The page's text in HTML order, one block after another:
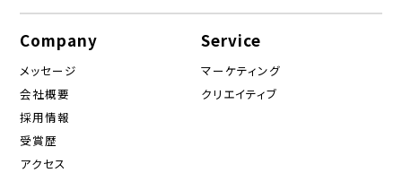
Company
メッセージ
会社概要
採用情報
受賞歴
アクセス
Service
マーケティング
クリエイティブ